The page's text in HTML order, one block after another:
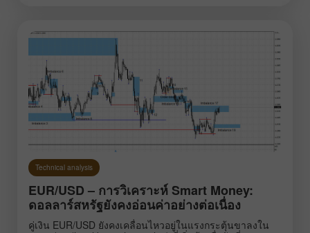
Klishi Samir
Technical analysis
EUR/USD – การวิเคราะห์ Smart Money:
ดอลลาร์สหรัฐยังคงอ่อนค่าอย่างต่อเนื่อง
คู่เงิน EUR/USD ยังคงเคลื่อนไหวอยู่ในแรงกระตุ้นขาลงใน